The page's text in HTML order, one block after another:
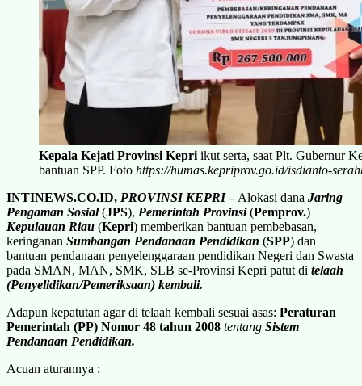
Kepala Kejati Provinsi Kepri ikut serta, saat Plt. Gubernur
bantuan SPP. Foto https://humas.kepriprov.go.id/isdianto-
INTINEWS.CO.ID, PROVINSI KEPRI–Alokasi dana Jaring
Pengaman Sosial(JPS), Pemerintah Provinsi(Pemprov.)
Kepulauan Riau (Kepri) memberikan bantuan pembebasan,
keringanan Sumbangan Pendanaan Pendidikan (SPP) dan
bantuan pendanaan penyelenggaraan pendidikan Negeri dan Swasta
pada SMAN, MAN, SMK, SLB se-Provinsi Kepri patut di telaah
(Penyelidikan/Pemeriksaan) kembali.
Adapun kepatutan agar di telaah kembali sesuai asas: Peraturan
Pemerintah (PP) Nomor 48 tahun 2008 tentang Sistem
Pendanaan Pendidikan.
Acuan aturannya :